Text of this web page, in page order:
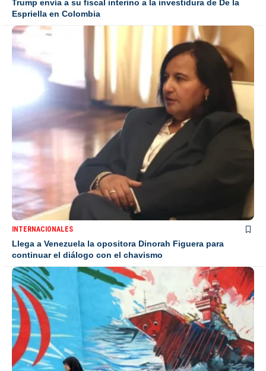
Trump envía a su fiscal interino a la investidura de De la
Espriella en Colombia
INTERNACIONALES
Llega a Venezuela la opositora Dinorah Figuera para
continuar el diálogo con el chavismo